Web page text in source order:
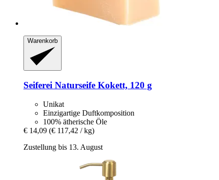
Warenkorb
Seiferei Naturseife Kokett, 120 g
Unikat
Einzigartige Duftkomposition
100% ätherische Öle
€ 14,09 (€ 117,42 / kg)
Zustellung bis 13. August